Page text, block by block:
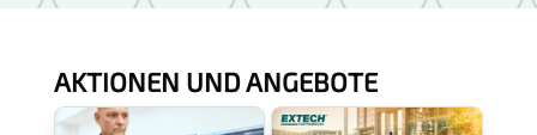
AKTIONEN UND ANGEBOTE